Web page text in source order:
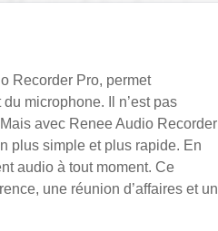
Recorder Pro, permet
microphone. Il n’est pas
avec Renee Audio Recorder
plus simple et plus rapide. En
audio à tout moment. Ce
une réunion d’affaires et un